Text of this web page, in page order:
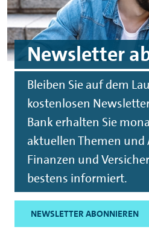
Newsletter
Bleiben Sie auf dem
kostenlosen
Bank erhalten Sie
aktuellen Themen
Finanzen und
bestens informiert.
NEWSLETTER ABONNIEREN